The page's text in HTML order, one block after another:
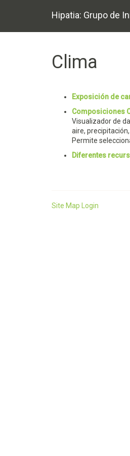
Hipatia: Grupo de
Clima
Exposición de
Composiciones
Visualizador de
aire,
Permite
Diferentes
Site Map Login